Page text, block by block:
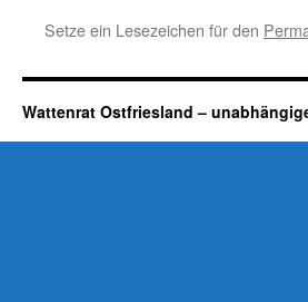
Setze ein Lesezeichen für den
Wattenrat Ostfriesland –